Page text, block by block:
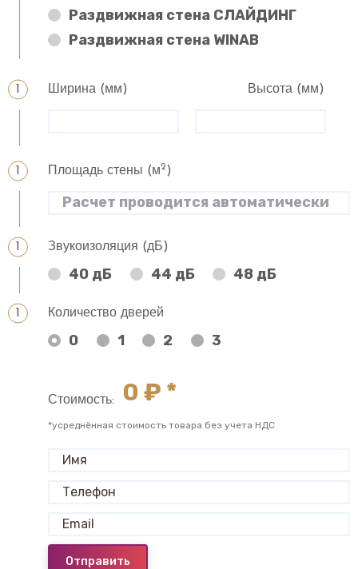
Раздвижная стена СЛАЙДИНГ
Раздвижная стена WINAB
Ширина (мм) Высота (мм)
Площадь стены (м2)
Звукоизоляция (дБ)
40 дБ 44 дБ 48 дБ
Количество дверей
0 1 2 3
Стоимость: 0 ₽ *
*усреднённая стоимость товара без учета НДС
Отправить